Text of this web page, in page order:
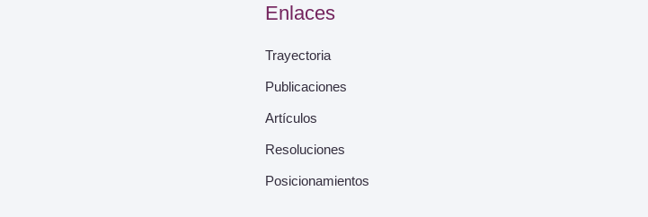
Enlaces
Trayectoria
Publicaciones
Artículos
Resoluciones
Posicionamientos